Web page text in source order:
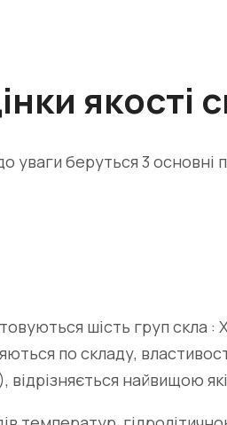
якості
беруться 3 основні
шість груп скла
по складу,
найвищою